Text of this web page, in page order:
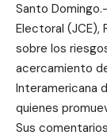
Santo
Electoral (JCE),
sobre los
acercamiento
Interamericana
quienes
Sus